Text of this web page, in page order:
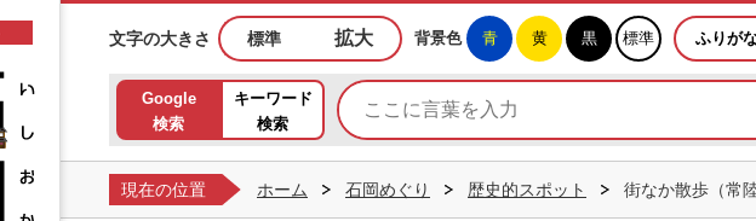
石岡市観光情報サイト 石岡めぐりホームページ
文字の大きさ 標準 拡大 背景色 青 黄 黒 標準 ふりが
Google
検索
キーワード
検索
現在の位置 ホーム 石岡めぐり 歴史的スポット 街なか散歩（常